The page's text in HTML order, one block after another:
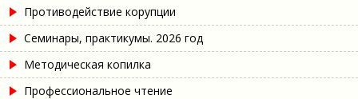
Противодействие корупции
Семинары, практикумы. 2026 год
Методическая копилка
Профессиональное чтение